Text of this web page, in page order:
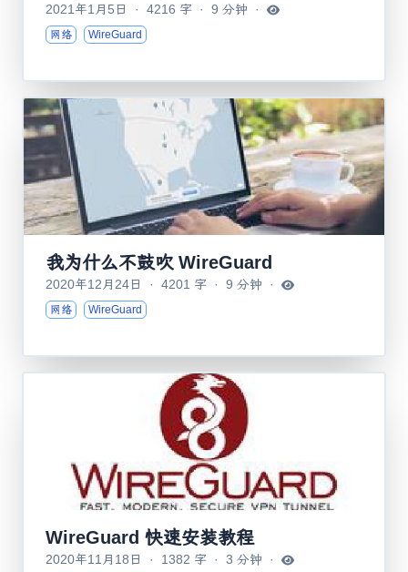
2021年1月5日 · 4216 字 · 9 分钟 ·
网络 WireGuard
我为什么不鼓吹 WireGuard
2020年12月24日 · 4201 字 · 9 分钟 ·
网络 WireGuard
WireGuard 快速安装教程
2020年11月18日 · 1382 字 · 3 分钟 ·